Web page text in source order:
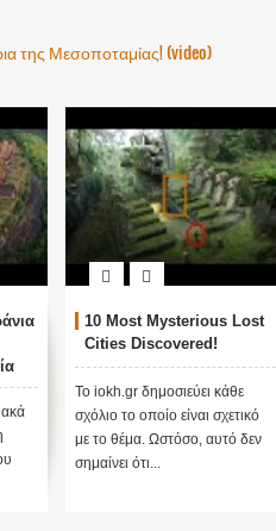
της Μεσοποταμίας! (video)
10 Most Mysterious Lost
Cities Discovered!
Το iokh.gr δημοσιεύει κάθε
σχόλιο το οποίο είναι σχετικό
με το θέμα. Ωστόσο, αυτό δεν
σημαίνει ότι...